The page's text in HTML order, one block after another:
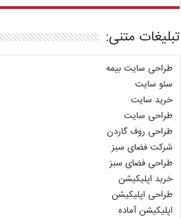
تبلیغات متنی:
طراحی سایت بیمه
سئو سایت
خرید سایت
طراحی سایت
طراحی روف گاردن
شرکت فضای سبز
طراحی فضای سبز
خرید اپلیکیشن
طراحی اپلیکیشن
اپلیکیشن آماده